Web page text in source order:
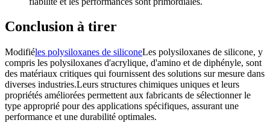
Conclusion à tirer
Modifiéles polysiloxanes de siliconeLes polysiloxanes de silicone, y
compris les polysiloxanes d'acrylique, d'amino et de diphényle, sont
des matériaux critiques qui fournissent des solutions sur mesure dans
diverses industries.Leurs structures chimiques uniques et leurs
propriétés améliorées permettent aux fabricants de sélectionner le
type approprié pour des applications spécifiques, assurant une
performance et une durabilité optimales.